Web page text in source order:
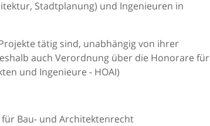
Stadtplanung) und Ingenieuren in
tätig sind, unabhängig von ihrer
auch Verordnung über die Honorare für
und Ingenieure - HOAI)
Bau- und Architektenrecht